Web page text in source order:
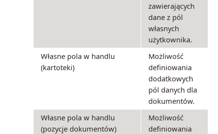
zawierających
dane z pól
własnych
użytkownika.
Własne pola w handlu
(kartoteki)
Możliwość
definiowania
dodatkowych
pól danych dla
dokumentów.
Własne pola w handlu
(pozycje dokumentów)
Możliwość
definiowania